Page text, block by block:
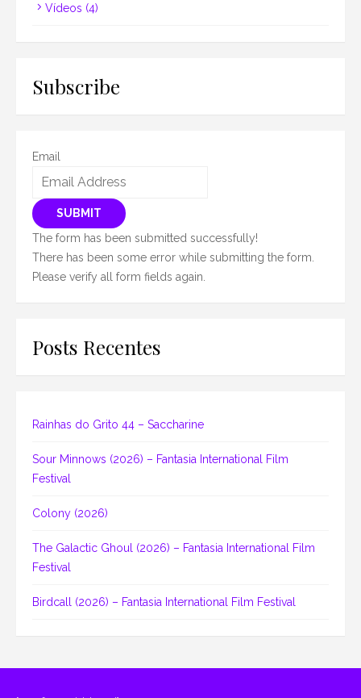
Vídeos (4)
Subscribe
Email
SUBMIT
The form has been submitted successfully!
There has been some error while submitting the form.
Please verify all form fields again.
Posts Recentes
Rainhas do Grito 44 – Saccharine
Sour Minnows (2026) – Fantasia International Film
Festival
Colony (2026)
The Galactic Ghoul (2026) – Fantasia International Film
Festival
Birdcall (2026) – Fantasia International Film Festival